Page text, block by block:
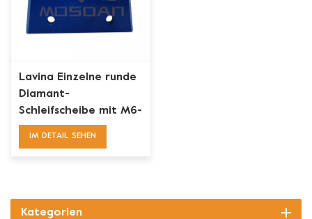
Lavina Einzelne runde
Diamant-
Schleifscheibe mit M6-
Löchern zum
IM DETAIL SEHEN
Kategorien